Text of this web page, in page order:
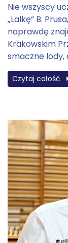
Nie wszyscy
„Lalkę” B.
naprawdę
Krakowskim
smaczne lody,
Czytaj całość